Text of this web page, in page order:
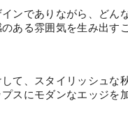
ンでありながら、どん
ある雰囲気を生み出す
て、スタイリッシュな
スにモダンなエッジを